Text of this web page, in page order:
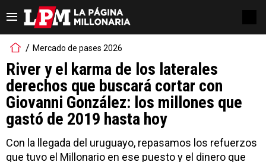
Mercado de pases 2026
River y el karma de los laterales
derechos que buscará cortar con
Giovanni González: los millones que
gastó de 2019 hasta hoy
Con la llegada del uruguayo, repasamos los refuerzos
que tuvo el Millonario en ese puesto y el dinero que